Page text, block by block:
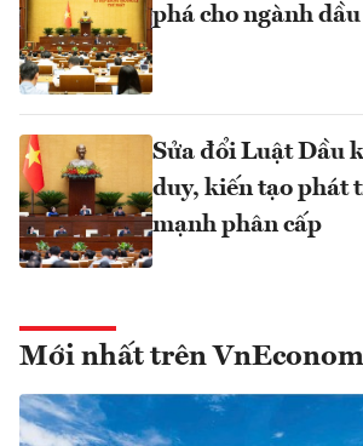
phá cho ngành
Sửa đổi Luật Dầu
duy, kiến tạo phát
mạnh phân cấp
Mới nhất trên